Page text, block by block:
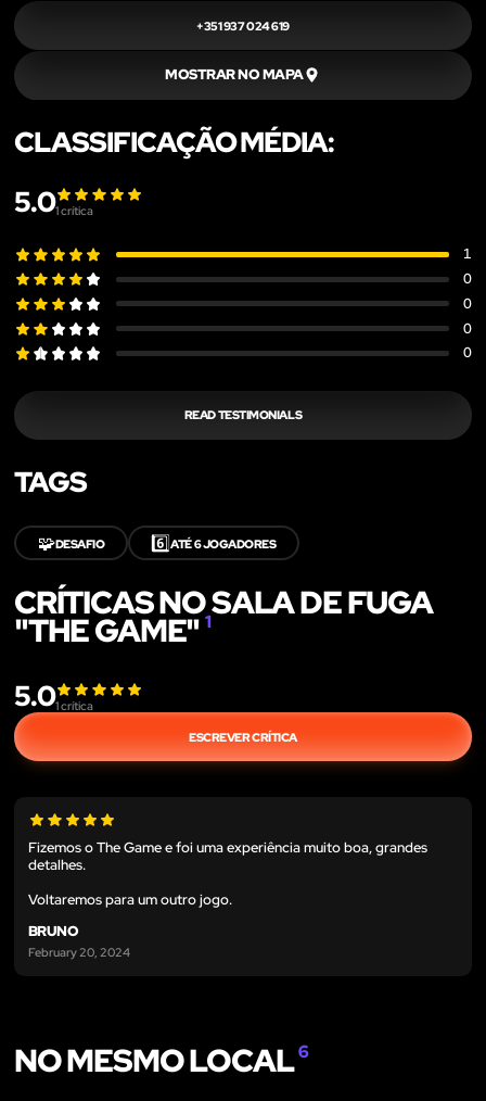
+351 937 024 619
MOSTRAR NO MAPA
CLASSIFICAÇÃO MÉDIA:
5.01crítica
1
0
0
0
0
READ TESTIMONIALS
TAGS
🧩DESAFIO 6️⃣ATÉ 6 JOGADORES
CRÍTICAS NO SALA DE FUGA
"THE GAME"1
5.01crítica
ESCREVER CRÍTICA
Fizemos o The Game e foi uma experiência muito boa, grandes
detalhes.
Voltaremos para um outro jogo.
BRUNO
February 20, 2024
NO MESMO LOCAL6